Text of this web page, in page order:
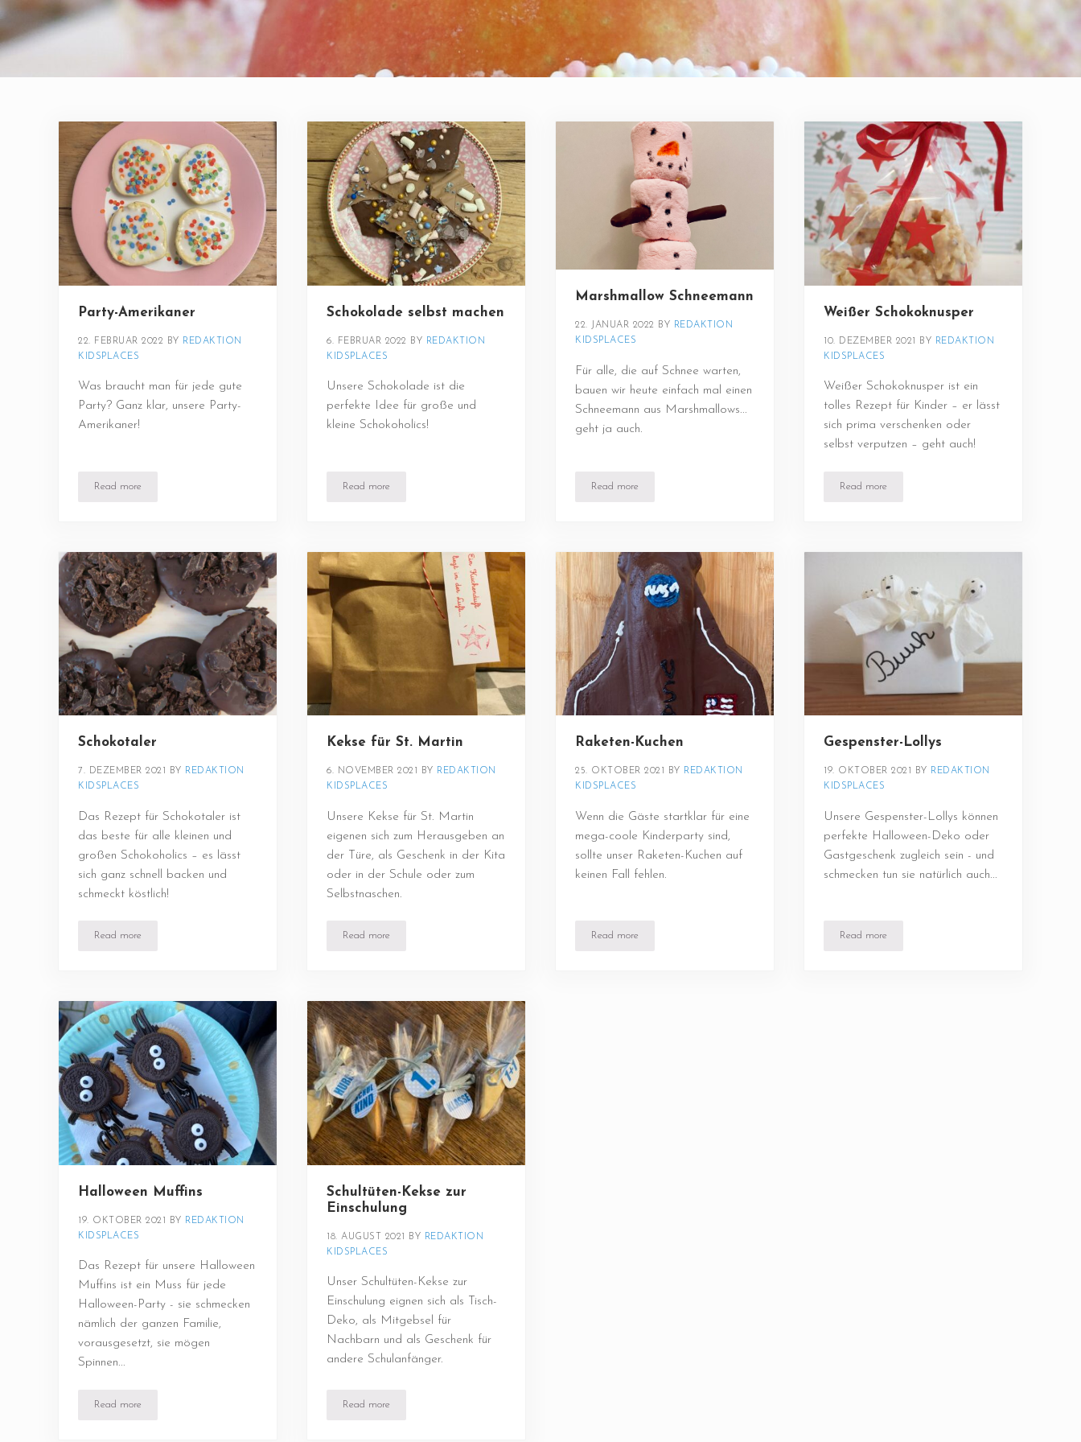
Party-Amerikaner
22. FEBRUAR 2022 BY REDAKTION
KIDSPLACES
Was braucht man für jede gute
Party? Ganz klar, unsere Party-
Amerikaner!
Read moreParty-Amerikaner
Schokolade selbst machen
6. FEBRUAR 2022 BY REDAKTION
KIDSPLACES
Unsere Schokolade ist die
perfekte Idee für große und
kleine Schokoholics!
Read moreSchokolade selbst machen
Marshmallow Schneemann
22. JANUAR 2022 BY REDAKTION
KIDSPLACES
Für alle, die auf Schnee warten,
bauen wir heute einfach mal einen
Schneemann aus Marshmallows...
geht ja auch.
Read moreMarshmallow Schneemann
Weißer Schokoknusper
10. DEZEMBER 2021 BY REDAKTION
KIDSPLACES
Weißer Schokoknusper ist ein
tolles Rezept für Kinder – er lässt
sich prima verschenken oder
selbst verputzen – geht auch!
Read moreWeißer Schokoknusper
Schokotaler
7. DEZEMBER 2021 BY REDAKTION
KIDSPLACES
Das Rezept für Schokotaler ist
das beste für alle kleinen und
großen Schokoholics – es lässt
sich ganz schnell backen und
schmeckt köstlich!
Read moreSchokotaler
Kekse für St. Martin
6. NOVEMBER 2021 BY REDAKTION
KIDSPLACES
Unsere Kekse für St. Martin
eigenen sich zum Herausgeben an
der Türe, als Geschenk in der Kita
oder in der Schule oder zum
Selbstnaschen.
Read moreKekse für St. Martin
Raketen-Kuchen
25. OKTOBER 2021 BY REDAKTION
KIDSPLACES
Wenn die Gäste startklar für eine
mega-coole Kinderparty sind,
sollte unser Raketen-Kuchen auf
keinen Fall fehlen.
Read moreRaketen-Kuchen
Gespenster-Lollys
19. OKTOBER 2021 BY REDAKTION
KIDSPLACES
Unsere Gespenster-Lollys können
perfekte Halloween-Deko oder
Gastgeschenk zugleich sein - und
schmecken tun sie natürlich auch...
Read moreGespenster-Lollys
Halloween Muffins
19. OKTOBER 2021 BY REDAKTION
KIDSPLACES
Das Rezept für unsere Halloween
Muffins ist ein Muss für jede
Halloween-Party - sie schmecken
nämlich der ganzen Familie,
vorausgesetzt, sie mögen
Spinnen...
Read moreHalloween Muffins
Schultüten-Kekse zur
Einschulung
18. AUGUST 2021 BY REDAKTION
KIDSPLACES
Unser Schultüten-Kekse zur
Einschulung eignen sich als Tisch-
Deko, als Mitgebsel für
Nachbarn und als Geschenk für
andere Schulanfänger.
Read moreSchultüten-Kekse zur Einschulung